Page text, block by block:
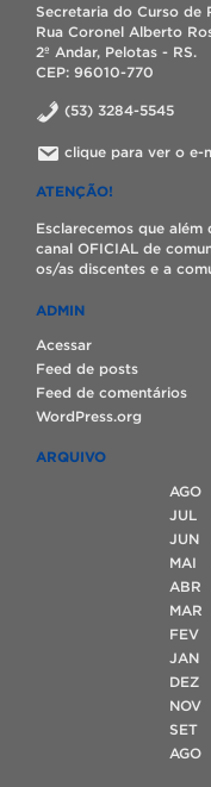
Secretaria do Curso de
Rua Coronel Alberto
2º Andar, Pelotas - RS.
CEP: 96010-770
(53) 3284-5545
clique para ver o e-
ATENÇÃO!
Esclarecemos que
canal OFICIAL de
os/as discentes e a
ADMIN
Acessar
Feed de posts
Feed de comentários
WordPress.org
ARQUIVO
AGO
JUL
JUN
MAI
ABR
MAR
FEV
JAN
DEZ
NOV
SET
AGO